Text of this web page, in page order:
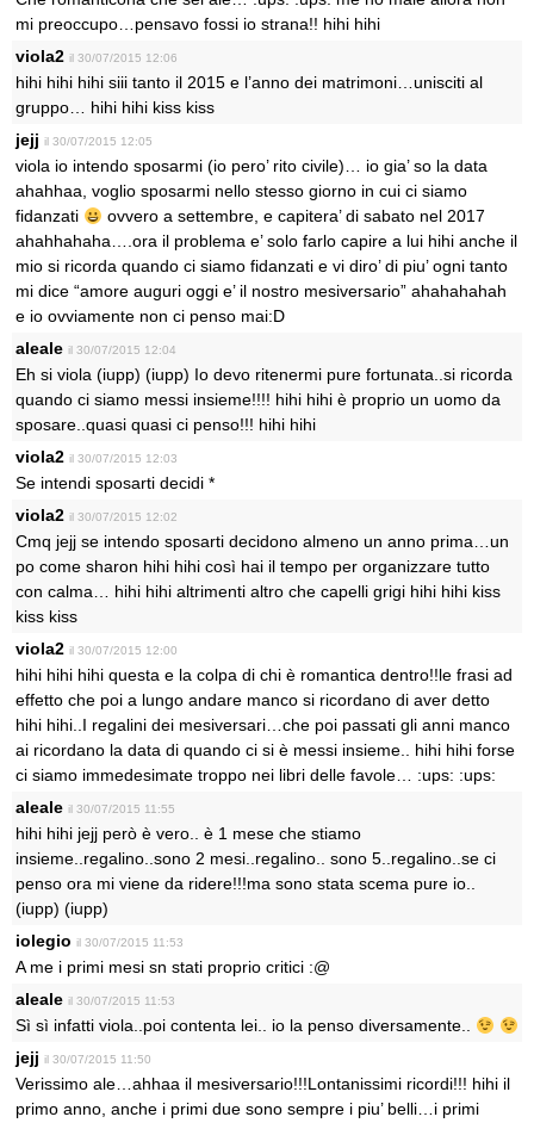
mi preoccupo…pensavo fossi io strana!! hihi hihi
viola2 il 30/07/2015 12:06
hihi hihi hihi siii tanto il 2015 e l’anno dei matrimoni…unisciti al
gruppo… hihi hihi kiss kiss
jejj il 30/07/2015 12:05
viola io intendo sposarmi (io pero’ rito civile)… io gia’ so la data
ahahhaa, voglio sposarmi nello stesso giorno in cui ci siamo
fidanzati
ovvero a settembre, e capitera’ di sabato nel 2017
ahahhahaha….ora il problema e’ solo farlo capire a lui hihi anche il
mio si ricorda quando ci siamo fidanzati e vi diro’ di piu’ ogni tanto
mi dice “amore auguri oggi e’ il nostro mesiversario” ahahahahah
e io ovviamente non ci penso mai:D
aleale il 30/07/2015 12:04
Eh si viola (iupp) (iupp) Io devo ritenermi pure fortunata..si ricorda
quando ci siamo messi insieme!!!! hihi hihi è proprio un uomo da
sposare..quasi quasi ci penso!!! hihi hihi
viola2 il 30/07/2015 12:03
Se intendi sposarti decidi *
viola2 il 30/07/2015 12:02
Cmq jejj se intendo sposarti decidono almeno un anno prima…un
po come sharon hihi hihi così hai il tempo per organizzare tutto
con calma… hihi hihi altrimenti altro che capelli grigi hihi hihi kiss
kiss kiss
viola2 il 30/07/2015 12:00
hihi hihi hihi questa e la colpa di chi è romantica dentro!!le frasi ad
effetto che poi a lungo andare manco si ricordano di aver detto
hihi hihi..I regalini dei mesiversari…che poi passati gli anni manco
ai ricordano la data di quando ci si è messi insieme.. hihi hihi forse
ci siamo immedesimate troppo nei libri delle favole… :ups: :ups:
aleale il 30/07/2015 11:55
hihi hihi jejj però è vero.. è 1 mese che stiamo
insieme..regalino..sono 2 mesi..regalino.. sono 5..regalino..se ci
penso ora mi viene da ridere!!!ma sono stata scema pure io..
(iupp) (iupp)
iolegio il 30/07/2015 11:53
A me i primi mesi sn stati proprio critici :@
aleale il 30/07/2015 11:53
Sì sì infatti viola..poi contenta lei.. io la penso diversamente..
jejj il 30/07/2015 11:50
Verissimo ale…ahhaa il mesiversario!!!Lontanissimi ricordi!!! hihi il
primo anno, anche i primi due sono sempre i piu’ belli…i primi